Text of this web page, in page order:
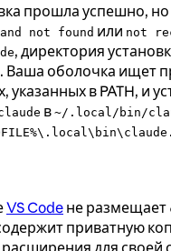
прошла успешно,
not found или not
, директория
Ваша оболочка ищет
указанных в PATH, и
в ~/.local/bin/
VS Code не размещает
приватную
для своей